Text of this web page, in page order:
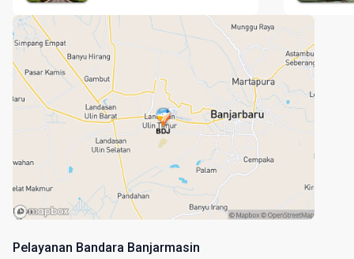
Pelayanan Bandara Banjarmasin